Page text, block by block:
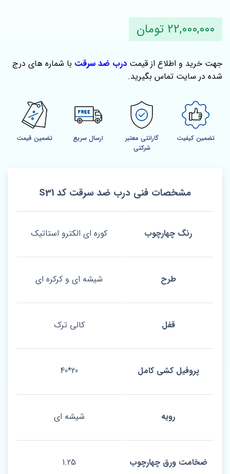
22,000,000 تومان
جهت خرید و اطلاع از قیمت درب ضد سرقت با شماره های درج
شده در سایت تماس بگیرید.
تضمین کیفیت
گارانتی معتبر
شرکتی
ارسال سریع تضمین قیمت
مشخصات فنی درب ضد سرقت کد S31
رنگ چهارچوب کوره ای الکترو استاتیک
طرح شیشه ای و کرکره ای
قفل کالی ترک
پروفیل کشی کامل 20*40
رویه شیشه ای
ضخامت ورق چهارچوب 1.25